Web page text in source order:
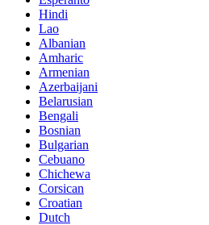
Hindi
Lao
Albanian
Amharic
Armenian
Azerbaijani
Belarusian
Bengali
Bosnian
Bulgarian
Cebuano
Chichewa
Corsican
Croatian
Dutch